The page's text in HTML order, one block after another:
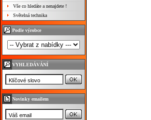
Vše co hledáte a nenajdete !
Světelná technika
Podle výrobce
VYHLEDÁVÁNÍ
Novinky emailem